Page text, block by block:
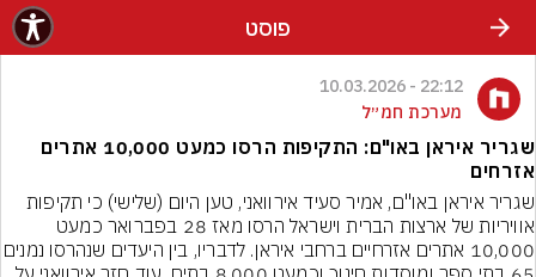
פוסט
22:12 - 10.03.2026
מערכת חמ״ל
שגריר איראן באו"ם: התקיפות הרסו כמעט 10,000 אתרים
אזרחים